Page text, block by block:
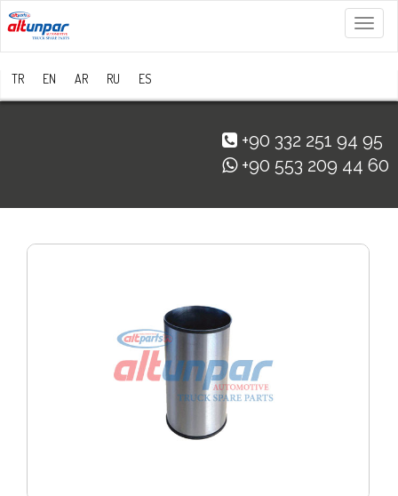
Menü
TR EN AR RU ES
+90 332 251 94 95
+90 553 209 44 60